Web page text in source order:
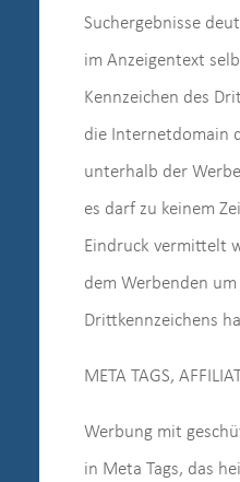
Suchergebnisse
im Anzeigentext
Kennzeichen des
die Internetdomain
unterhalb der
es darf zu keinem
Eindruck vermittelt
dem Werbenden
Drittkennzeichens
META TAGS,
Werbung mit
in Meta Tags, das